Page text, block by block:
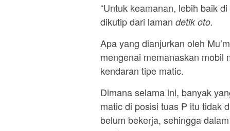
“Untuk keamanan, lebih baik
dikutip dari laman detik oto.
Apa yang dianjurkan oleh
mengenai memanaskan mobil
kendaran tipe matic.
Dimana selama ini, banyak
matic di posisi tuas P itu tidak
belum bekerja, sehingga